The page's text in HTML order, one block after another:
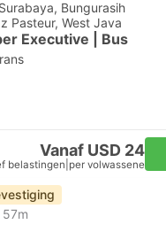
Bungurasih
Pasteur, West Java
Executive | Bus
Vanaf USD 24
belastingen per volwassene
57m